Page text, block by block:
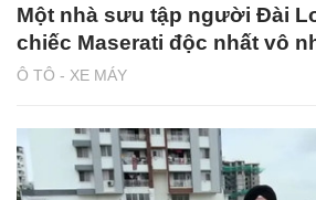
Ô TÔ - XE MÁY
Một nhà sưu tập người Đài
chiếc Maserati độc nhất vô